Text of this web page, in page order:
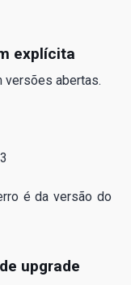
explícita
versões abertas.
é da versão do
upgrade